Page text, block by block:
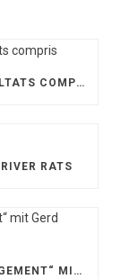
SYNCHRONISATION DES MATCHS, RÉSULTATS COMPRIS
RATS
„EIN BLICK AUF DAS WETTKAMPFMANAGEMENT“ MIT GERD GRUBER, EISHOCKEY AKADEMIE STEIERMARK